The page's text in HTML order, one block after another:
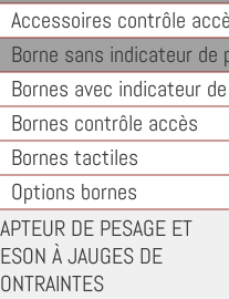
Bascule 4 capteurs pieds
indépendants
Bascule 4 capteurs sur
Bascules mono capteur
Bascules pese palettes
Bascules surbaissées
Accessoires contrôle
Borne sans indicateur de
Bornes avec indicateur
Bornes contrôle accès
Bornes tactiles
Options bornes
DE PESAGE ET
À JAUGES DE